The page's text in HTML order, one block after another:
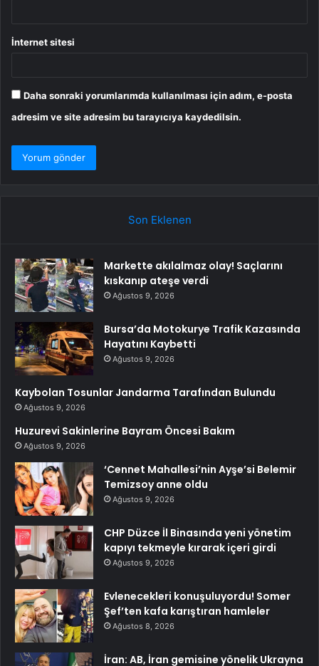
İnternet sitesi
Daha sonraki yorumlarımda kullanılması için adım, e-posta
adresim ve site adresim bu tarayıcıya kaydedilsin.
Son Eklenen
Markette akılalmaz olay! Saçlarını
kıskanıp ateşe verdi
Ağustos 9, 2026
Bursa’da Motokurye Trafik Kazasında
Hayatını Kaybetti
Ağustos 9, 2026
Kaybolan Tosunlar Jandarma Tarafından Bulundu
Ağustos 9, 2026
Huzurevi Sakinlerine Bayram Öncesi Bakım
Ağustos 9, 2026
‘Cennet Mahallesi’nin Ayşe’si Belemir
Temizsoy anne oldu
Ağustos 9, 2026
CHP Düzce İl Binasında yeni yönetim
kapıyı tekmeyle kırarak içeri girdi
Ağustos 9, 2026
Evlenecekleri konuşuluyordu! Somer
Şef’ten kafa karıştıran hamleler
Ağustos 8, 2026
İran: AB, İran gemisine yönelik Ukrayna